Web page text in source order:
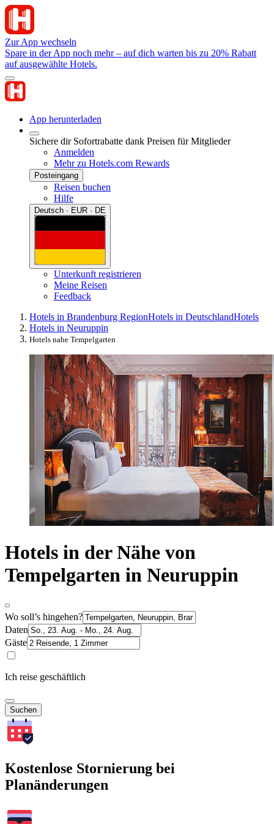
Zur App wechseln
Spare in der App noch mehr – auf dich warten bis zu 20% Rabatt
auf ausgewählte Hotels.
App herunterladen
Sichere dir Sofortrabatte dank Preisen für Mitglieder
Anmelden
Mehr zu Hotels.com Rewards
Posteingang
Reisen buchen
Hilfe
Deutsch · EUR · DE
Unterkunft registrieren
Meine Reisen
Feedback
Hotels in Brandenburg RegionHotels in DeutschlandHotels
Hotels in Neuruppin
Hotels nahe Tempelgarten
Hotels in der Nähe von
Tempelgarten in Neuruppin
Wo soll’s hingehen?
Daten
Gäste
Ich reise geschäftlich
Suchen
Kostenlose Stornierung bei
Planänderungen